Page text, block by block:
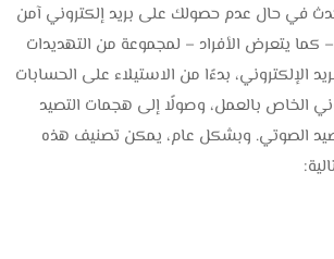
في حال عدم حصولك على بريد إلكتروني آمن
يتعرض الأفراد – لمجموعة من التهديدات
الإلكتروني، بدءًا من الاستيلاء على الحسابات
الخاص بالعمل، وصولًا إلى هجمات التصيد
الصوتي. وبشكل عام، يمكن تصنيف هذه